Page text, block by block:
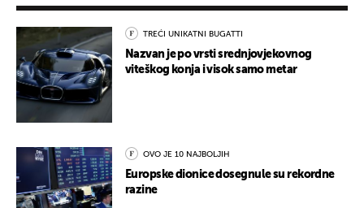
TREĆI UNIKATNI BUGATTI
Nazvan je po vrsti srednjovjekovnog
viteškog konja i visok samo metar
OVO JE 10 NAJBOLJIH
Europske dionice dosegnule su rekordne
razine